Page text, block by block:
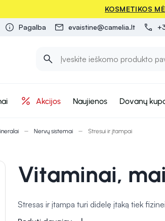
KOSMETIKOS
Pagalba evaistine@camelia.lt
Akcijos Naujienos Dovanų
Nervų sistemai Stresui ir įtampai
Vitaminai,
Stresas ir įtampa turi didelę įtaką tiek
organizmui geriau susidoroti su